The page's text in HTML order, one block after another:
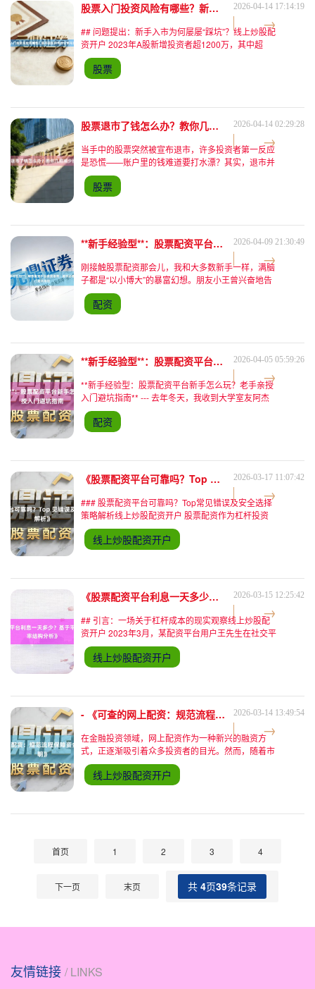
股票入门投资风险有哪些？新手该如何有效识别与规避？ 2026-04-14 17:14:19
## 问题提出：新手入市为何屡屡“踩坑”？线上炒股配
资开户 2023年A股新增投资者超1200万，其中超
60%为30岁以下年轻群体。然而，某券商调研显
示，新手投资者在首年亏损概率高达78%，平均亏损
幅
股票
股票退市了钱怎么办？教你几招减少损失！ 2026-04-14 02:29:28
当手中的股票突然被宣布退市，许多投资者第一反应
是恐慌——账户里的钱难道要打水漂？其实，退市并
不意味着资金完全消失，但如何及时止损、规避风
险，需要掌握关键策略。本文结合最新政策、行业案
例和实用技巧，教你
股票
**新手经验型**：股票配资平台投资指南：新手必看的入门避坑经验 2026-04-09 21:30:49
刚接触股票配资那会儿，我和大多数新手一样，满脑
子都是“以小博大”的暴富幻想。朋友小王曾兴奋地告
诉我，他在某平台用5万本金配了20万，一周就赚了
3万。听着他眉飞色舞的描述，我既心动又忐忑——
心动于可能的
配资
**新手经验型**：股票配资平台新手怎么玩？老手亲授入门避坑指南 2026-04-05 05:59:26
**新手经验型：股票配资平台新手怎么玩？老手亲授
入门避坑指南** --- 去年冬天，我收到大学室友阿杰
的微信：“兄弟，我最近在股票配资平台赚了20%，
要不要一起试试？”当时我刚还清房贷，手里有点闲
钱，
配资
《股票配资平台可靠吗？Top 见错误及安全选择策略解析》 2026-03-17 11:07:42
### 股票配资平台可靠吗？Top常见错误及安全选择
策略解析线上炒股配资开户 股票配资作为杠杆投资
工具，因其放大收益的潜力吸引着众多投资者，但对
新手而言，其高风险特性与复杂的操作规则往往成为
“陷阱重灾
线上炒股配资开户
《股票配资平台利息一天多少？基于平台数据的利率结构分析》 2026-03-15 12:25:42
## 引言：一场关于杠杆成本的现实观察线上炒股配
资开户 2023年3月，某配资平台用户王先生在社交平
台晒出账单：他以1:5配资比例投入10万元炒股，仅7
个交易日便因强制平仓损失全部本金，同时支付了21
线上炒股配资开户
- 《可查的网上配资：规范流程保障资金安全与交易透明》 2026-03-14 13:49:54
在金融投资领域，网上配资作为一种新兴的融资方
式，正逐渐吸引着众多投资者的目光。然而，随着市
场的快速发展，资金安全与交易透明度成为了投资者
最为关心的两大核心问题。在此背景下，“可查的网
上配资”应运而生，
线上炒股配资开户
首页 1 2 3 4
下一页 末页 共 4页39条记录
友情链接 / LINKS